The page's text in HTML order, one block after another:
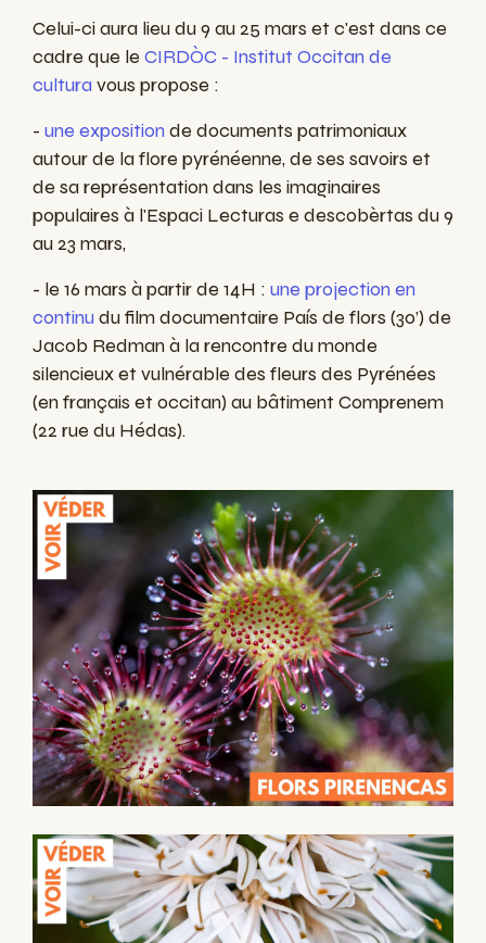
Celui-ci aura lieu du 9 au 25 mars et c'est dans ce
cadre que le CIRDÒC - Institut Occitan de
cultura vous propose :
- une exposition de documents patrimoniaux
autour de la flore pyrénéenne, de ses savoirs et
de sa représentation dans les imaginaires
populaires à l'Espaci Lecturas e descobèrtas du 9
au 23 mars,
- le 16 mars à partir de 14H : une projection en
continu du film documentaire País de flors (30’) de
Jacob Redman à la rencontre du monde
silencieux et vulnérable des fleurs des Pyrénées
(en français et occitan) au bâtiment Comprenem
(22 rue du Hédas).